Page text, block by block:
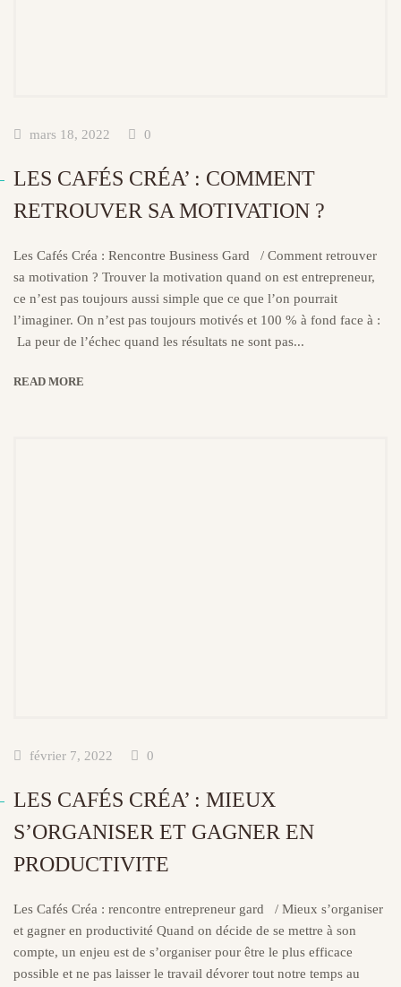
mars 18, 2022 0
LES CAFÉS CRÉA’ : COMMENT
RETROUVER SA MOTIVATION ?
Les Cafés Créa : Rencontre Business Gard / Comment retrouver
sa motivation ? Trouver la motivation quand on est entrepreneur,
ce n’est pas toujours aussi simple que ce que l’on pourrait
l’imaginer. On n’est pas toujours motivés et 100 % à fond face à :
La peur de l’échec quand les résultats ne sont pas...
READ MORE
février 7, 2022 0
LES CAFÉS CRÉA’ : MIEUX
S’ORGANISER ET GAGNER EN
PRODUCTIVITE
Les Cafés Créa : rencontre entrepreneur gard / Mieux s’organiser
et gagner en productivité Quand on décide de se mettre à son
compte, un enjeu est de s’organiser pour être le plus efficace
possible et ne pas laisser le travail dévorer tout notre temps au